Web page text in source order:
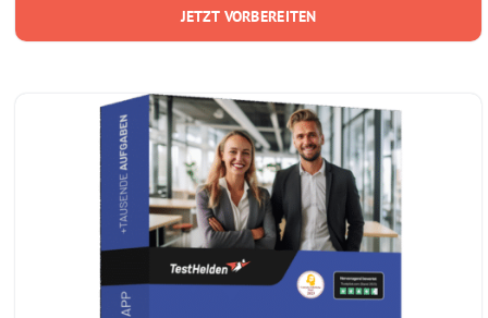
JETZT VORBEREITEN